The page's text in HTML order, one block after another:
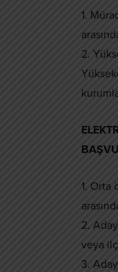
1.
2.
1. Orta
2.
veya
3.